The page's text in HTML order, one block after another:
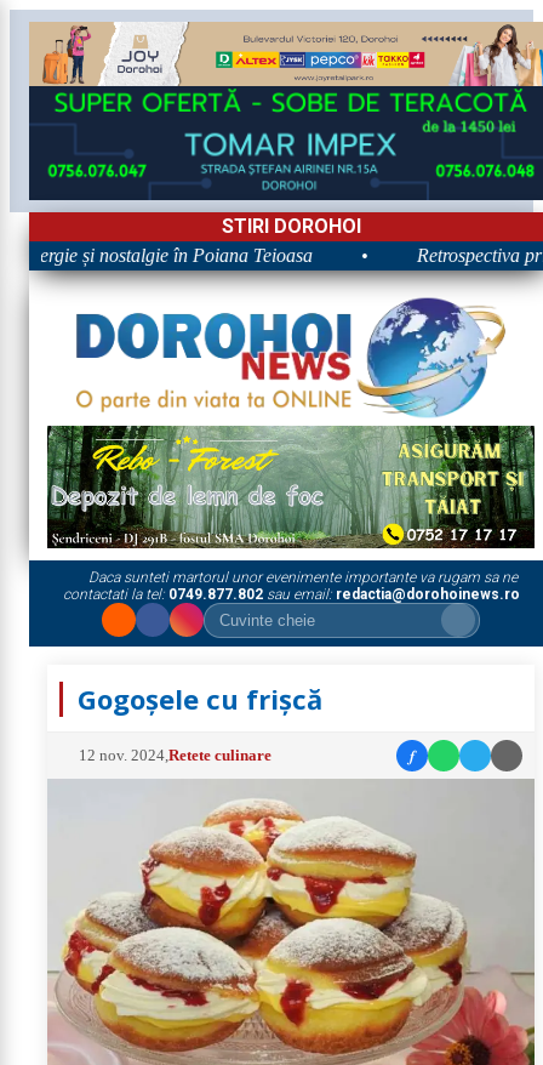
STIRI DOROHOI
și nostalgie în Poiana Teioasa Retrospectiva
Daca sunteti martorul unor evenimente importante va rugam sa ne
contactati la tel: 0749.877.802sau email: redactia@dorohoinews.ro
Gogoşele cu frişcă
12 nov. 2024 ,Retete culinare f